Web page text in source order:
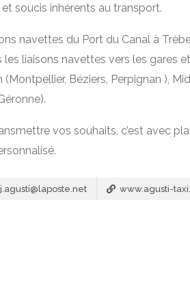
soucis inhérents au transport.
navettes du Port du Canal à
liaisons navettes vers les gares
Béziers, Perpignan ),
vos souhaits, c’est avec
j.agusti@laposte.net www.agusti-